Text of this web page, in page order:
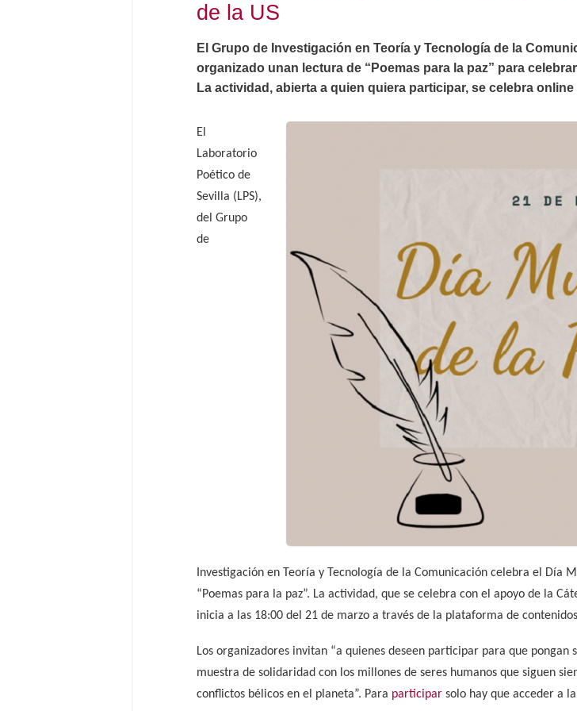
de la US
El Grupo de Investigación en Teoría y Tecnología de la
organizado unan lectura de “Poemas para la paz” para
La actividad, abierta a quien quiera participar, se celebra online
El
Laboratorio
Poético de
Sevilla (LPS),
del Grupo
de
Investigación en Teoría y Tecnología de la Comunicación celebra el Día
“Poemas para la paz”. La actividad, que se celebra con el apoyo de la
inicia a las 18:00 del 21 de marzo a través de la plataforma de
Los organizadores invitan “a quienes deseen participar para que pongan
muestra de solidaridad con los millones de seres humanos que siguen
conflictos bélicos en el planeta”. Para participar solo hay que acceder a